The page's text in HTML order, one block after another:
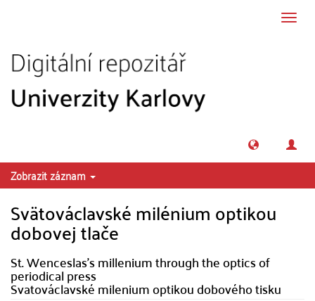
Zobrazit záznam
Svätováclavské milénium optikou
dobovej tlače
St. Wenceslas's millenium through the optics of
periodical press
Svatováclavské milenium optikou dobového tisku